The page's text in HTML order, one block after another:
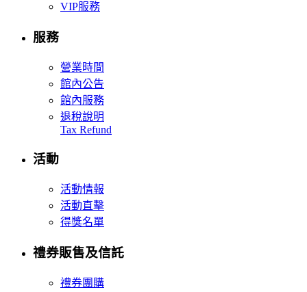
VIP服務
服務
營業時間
館內公告
館內服務
退稅說明
Tax Refund
活動
活動情報
活動直擊
得獎名單
禮券販售及信託
禮券團購